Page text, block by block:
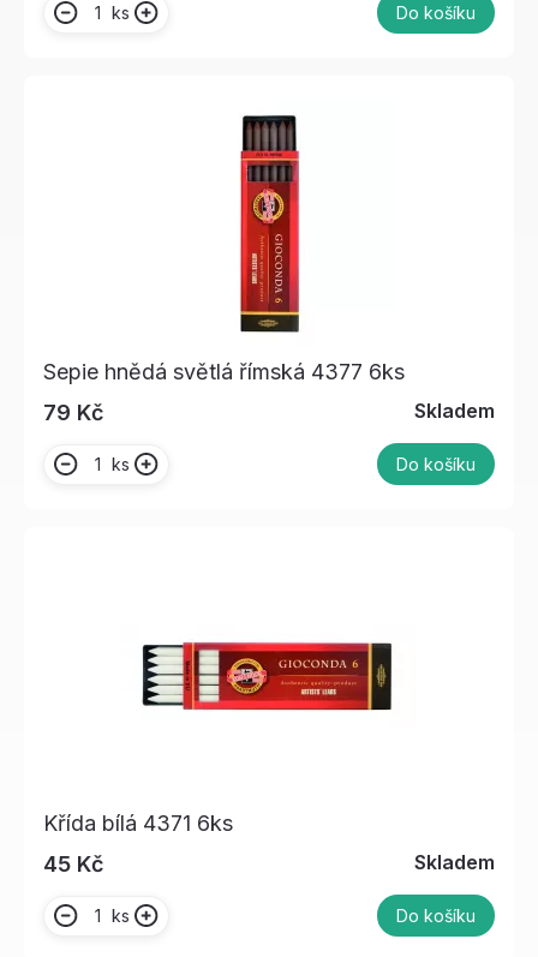
ks Do košíku
Sepie hnědá světlá římská 4377 6ks
79 Kč
Skladem
ks Do košíku
Křída bílá 4371 6ks
45 Kč
Skladem
ks Do košíku